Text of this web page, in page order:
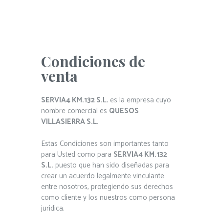
Condiciones de
venta
SERVIA4 KM.132 S.L. es la empresa cuyo
nombre comercial es QUESOS
VILLASIERRA S.L.
Estas Condiciones son importantes tanto
para Usted como para SERVIA4 KM.132
S.L. puesto que han sido diseñadas para
crear un acuerdo legalmente vinculante
entre nosotros, protegiendo sus derechos
como cliente y los nuestros como persona
jurídica.